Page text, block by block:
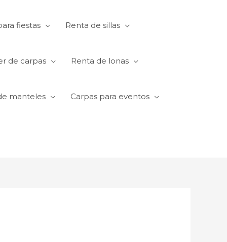
fiestas Renta de sillas
de carpas Renta de lonas
manteles Carpas para eventos